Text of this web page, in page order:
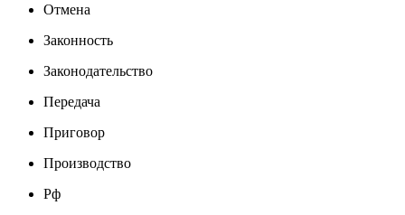
Отмена
Законность
Законодательство
Передача
Приговор
Производство
Рф